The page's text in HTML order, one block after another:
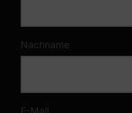
Nachname